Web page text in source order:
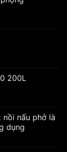
200L
nồi nấu phở là
dụng